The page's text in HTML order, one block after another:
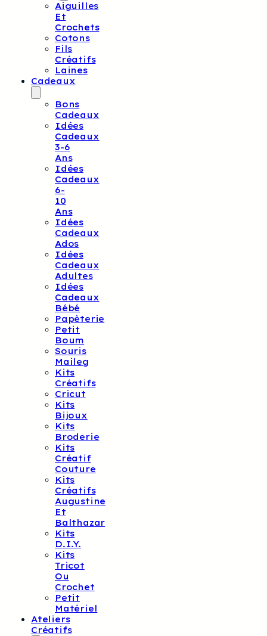
Aiguilles
Et
Crochets
Cotons
Fils
Créatifs
Laines
Cadeaux
Bons
Cadeaux
Idées
Cadeaux
3-6
Ans
Idées
Cadeaux
6-
10
Ans
Idées
Cadeaux
Ados
Idées
Cadeaux
Adultes
Idées
Cadeaux
Bébé
Papèterie
Petit
Boum
Souris
Maileg
Kits
Créatifs
Cricut
Kits
Bijoux
Kits
Broderie
Kits
Créatif
Couture
Kits
Créatifs
Augustine
Et
Balthazar
Kits
D.I.Y.
Kits
Tricot
Ou
Crochet
Petit
Matériel
Ateliers
Créatifs